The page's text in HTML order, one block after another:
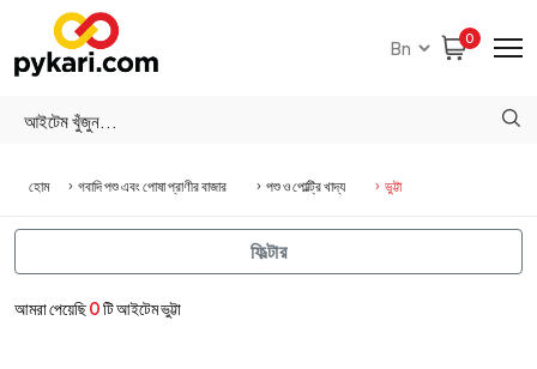
0
হোম গবাদি পশু এবং পোষা প্রাণীর বাজার পশু ও পোল্ট্রি খাদ্য ভুট্টা
আমরা পেয়েছি0টি আইটেম ভুট্টা
ফিল্টার